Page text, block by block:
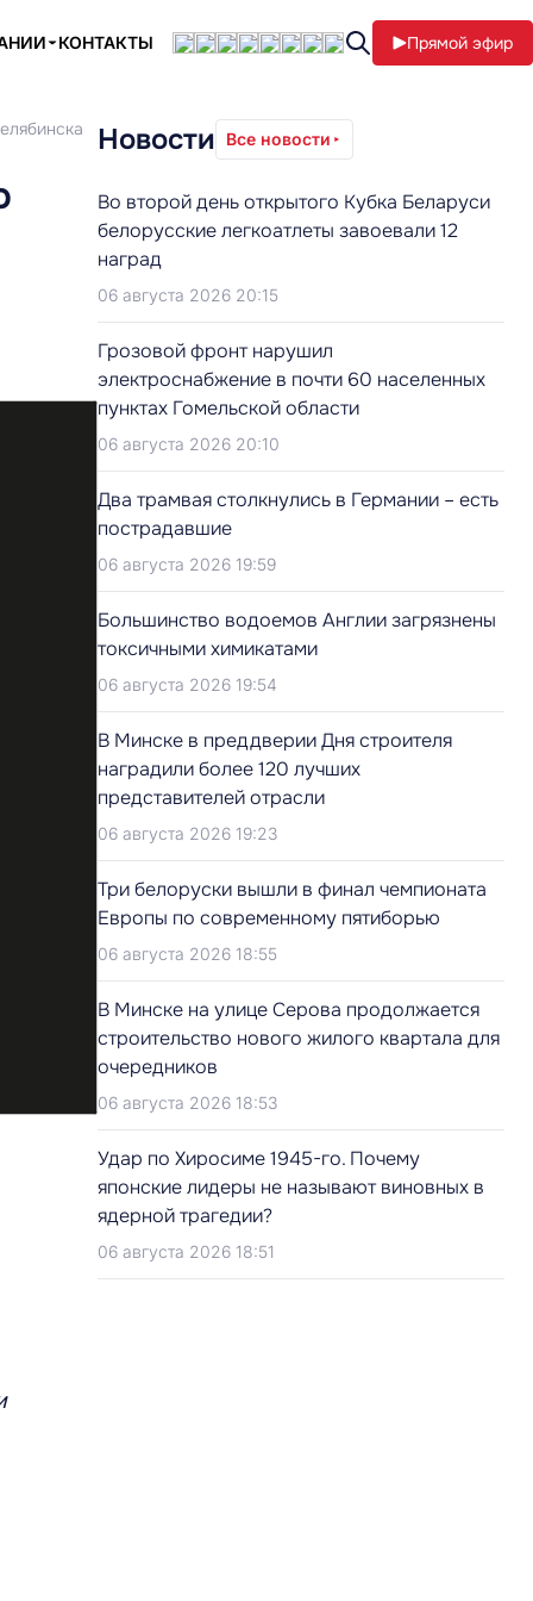
КОНТАКТЫ Прямой эфир
Новости Все новости
Во второй день открытого Кубка Беларуси
белорусские легкоатлеты завоевали 12
наград
06 августа 2026 20:15
Грозовой фронт нарушил
электроснабжение в почти 60 населенных
пунктах Гомельской области
06 августа 2026 20:10
Два трамвая столкнулись в Германии – есть
пострадавшие
06 августа 2026 19:59
Большинство водоемов Англии загрязнены
токсичными химикатами
06 августа 2026 19:54
В Минске в преддверии Дня строителя
наградили более 120 лучших
представителей отрасли
06 августа 2026 19:23
Три белоруски вышли в финал чемпионата
Европы по современному пятиборью
06 августа 2026 18:55
В Минске на улице Серова продолжается
строительство нового жилого квартала для
очередников
06 августа 2026 18:53
Удар по Хиросиме 1945-го. Почему
японские лидеры не называют виновных в
ядерной трагедии?
06 августа 2026 18:51